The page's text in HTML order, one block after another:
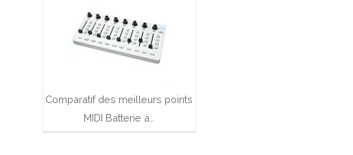
Comparatif des meilleurs points
MIDI Batterie à…